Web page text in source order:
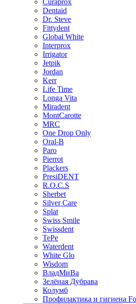
Curaprox
Dentaid
Dr. Steve
Fittydent
Global White
Interprox
Irrigator
Jetpik
Jordan
Kerr
Life Time
Longa Vita
Miradent
MontCarotte
MRC
One Drop Only
Oral-B
Paro
Pierrot
Plackers
PresiDENT
R.O.C.S
Sherbet
Silver Care
Splat
Swiss Smile
Swissdent
TePe
Waterdent
White Glo
Wisdom
ВладМиВа
Зелёная Дубрава
Колумб
Профилактика и гигиена